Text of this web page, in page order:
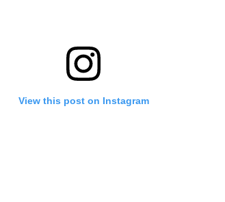
View this post on Instagram